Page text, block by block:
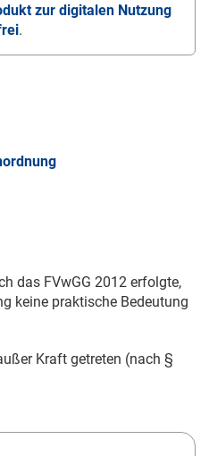
zur digitalen Nutzung
.
das FVwGG 2012 erfolgte,
keine praktische Bedeutung
Kraft getreten (nach §